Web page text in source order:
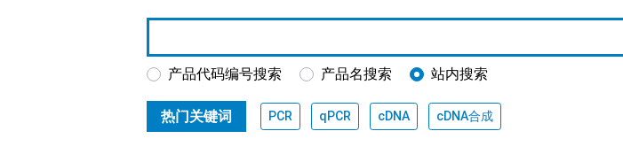
产品代码编号搜索 产品名搜索 站内搜索
热门关键词 PCR qPCR cDNA cDNA合成